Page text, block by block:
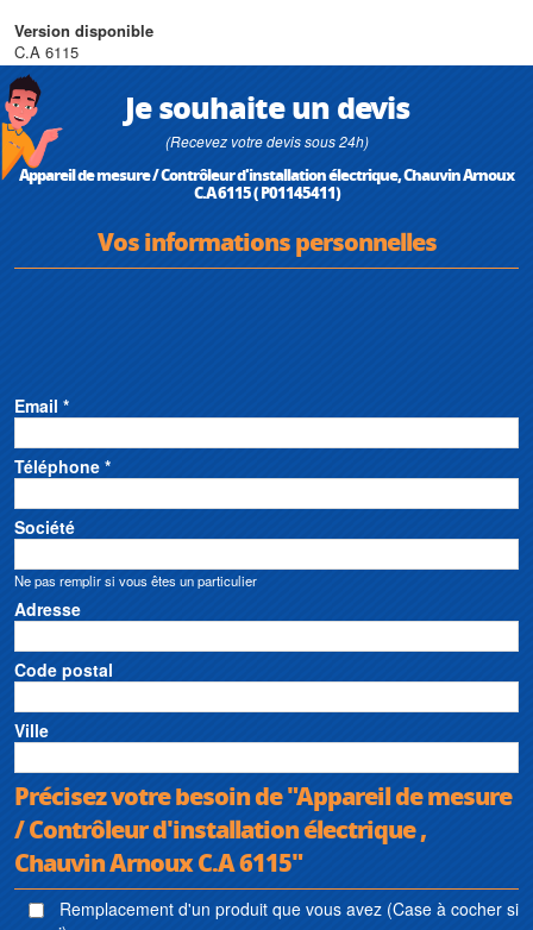
• Boîtier chantier résistant avec sangle de transport et de positionnement
ventral
• Grand afficheur LCD 2000pt rétro-éclairé
• Seuils et alarmes programmables dans chaque fonction
• Mémoire 800 mesures
• Interface RS 232 pour logiciel et imprimante (en option)
• Sonde de commande déportée en option
• Alimentation : batterie rechargeable avec chargeur interne
• Mesures selon NF C 15-100, VDE 0100...
• Dimensions : 295 x 230 x 108mm ; masse : 2,2kg
Version disponible
C.A 6115
Je souhaite un devis
(Recevez votre devis sous 24h)
Appareil de mesure / Contrôleur d'installation électrique, Chauvin Arnoux
C.A 6115 ( P01145411)
Vos informations personnelles
Email *
Téléphone *
Société
Ne pas remplir si vous êtes un particulier
Adresse
Code postal
Ville
Précisez votre besoin de "Appareil de mesure
/ Contrôleur d'installation électrique ,
Chauvin Arnoux C.A 6115"
Remplacement d'un produit que vous avez (Case à cocher si